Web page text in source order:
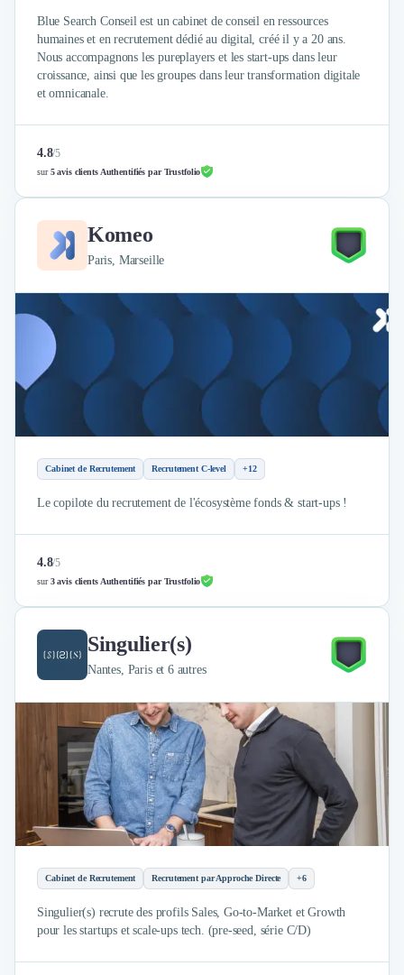
Blue Search Conseil est un cabinet de conseil en ressources
humaines et en recrutement dédié au digital, créé il y a 20 ans.
Nous accompagnons les pureplayers et les start-ups dans leur
croissance, ainsi que les groupes dans leur transformation digitale
et omnicanale.
4.8/5
sur5 avis clients Authentifiés par Trustfolio
Komeo
Paris, Marseille
Cabinet de Recrutement Recrutement C-level +12
Le copilote du recrutement de l'écosystème fonds & start-ups !
4.8/5
sur3 avis clients Authentifiés par Trustfolio
Singulier(s)
Nantes, Paris et 6 autres
Cabinet de Recrutement Recrutement par Approche Directe +6
Singulier(s) recrute des profils Sales, Go-to-Market et Growth
pour les startups et scale-ups tech. (pre-seed, série C/D)